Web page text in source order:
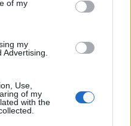
of my
my
Use,
of my
with the